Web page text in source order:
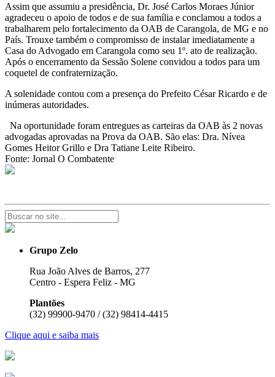
Assim que assumiu a presidência, Dr. José Carlos Moraes Júnior
agradeceu o apoio de todos e de sua família e conclamou a todos a
trabalharem pelo fortalecimento da OAB de Carangola, de MG e no
País. Trouxe também o compromisso de instalar imediatamente a
Casa do Advogado em Carangola como seu 1º. ato de realização.
Após o encerramento da Sessão Solene convidou a todos para um
coquetel de confraternização.
A solenidade contou com a presença do Prefeito César Ricardo e de
inúmeras autoridades.
Na oportunidade foram entregues as carteiras da OAB às 2 novas
advogadas aprovadas na Prova da OAB. São elas: Dra. Nívea
Gomes Heitor Grillo e Dra Tatiane Leite Ribeiro.
Fonte: Jornal O Combatente
Grupo Zelo
Rua João Alves de Barros, 277
Centro - Espera Feliz - MG
Plantões
(32) 99900-9470 / (32) 98414-4415
Clique aqui e saiba mais